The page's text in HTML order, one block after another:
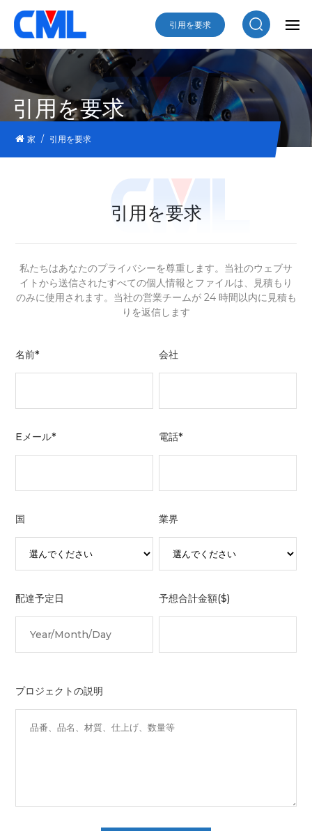
引用を要求
引用を要求
家 / 引用を要求
引用を要求
私たちはあなたのプライバシーを尊重します。当社のウェブサ
イトから送信されたすべての個人情報とファイルは、見積もり
の​​みに使用されます。当社の営業チームが 24 時間以内に見積も
りを返信します
名前* 会社
Eメール* 電話*
国 業界
配達予定日 予想合計金額($)
プロジェクトの説明